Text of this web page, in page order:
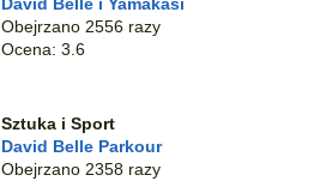
Obejrzano 2556 razy
Ocena: 3.6
Sztuka i Sport
David Belle Parkour
Obejrzano 2358 razy